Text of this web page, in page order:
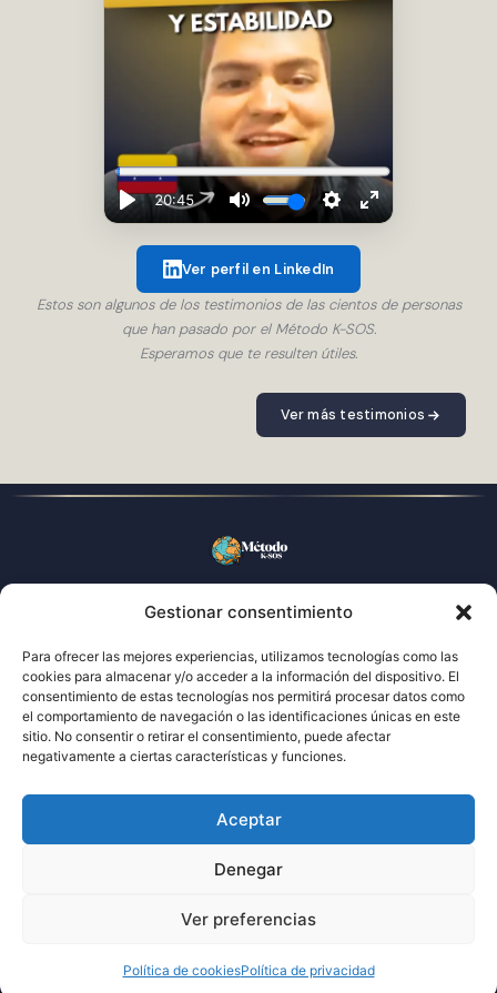
Gestionar consentimiento
Para ofrecer las mejores experiencias, utilizamos tecnologías como las
cookies para almacenar y/o acceder a la información del dispositivo. El
consentimiento de estas tecnologías nos permitirá procesar datos como
el comportamiento de navegación o las identificaciones únicas en este
sitio. No consentir o retirar el consentimiento, puede afectar
negativamente a ciertas características y funciones.
Aceptar
Denegar
Ver preferencias
Política de cookiesPolítica de privacidad
Ver perfil en LinkedIn
Estos son algunos de los testimonios de las cientos de personas
que han pasado por el Método K-SOS.
Esperamos que te resulten útiles.
Ver más testimonios
El sistema que traduce tu talentoal mercado español
ACCESOS
Preguntas frecuentes
LEGAL
Política de cookies
contacto@metodoksos.com